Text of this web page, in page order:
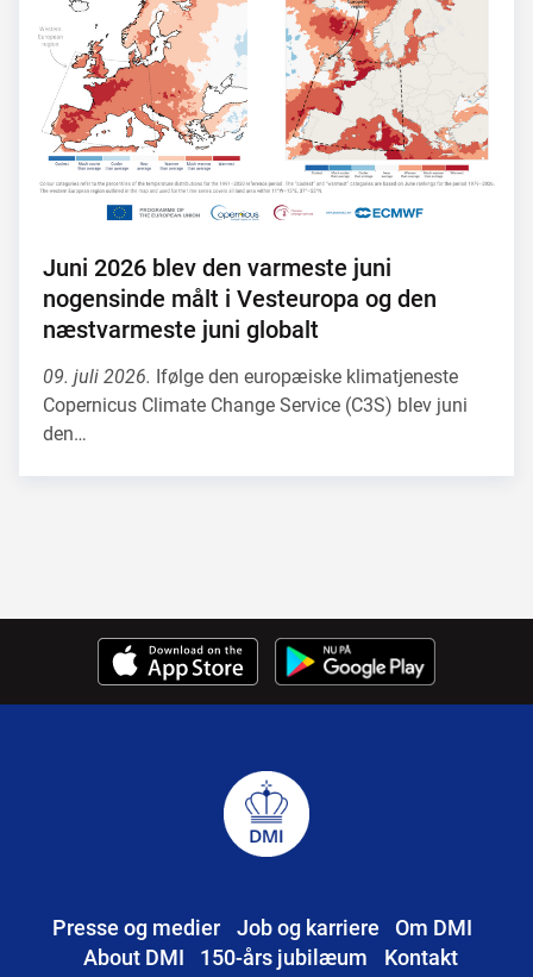
Juni 2026 blev den varmeste juni
nogensinde målt i Vesteuropa og den
næstvarmeste juni globalt
09. juli 2026. Ifølge den europæiske klimatjeneste
Copernicus Climate Change Service (C3S) blev juni
den…
Presse og medier Job og karriere
Om DMI
About DMI
150-års jubilæum Kontakt